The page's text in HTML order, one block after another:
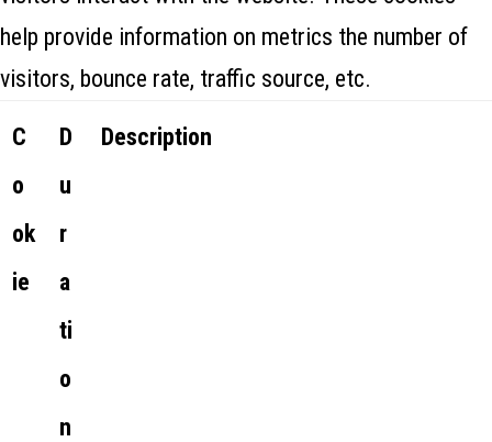
help provide information on metrics the number of
visitors, bounce rate, traffic source, etc.
C
o
ok
ie
D
u
r
a
ti
o
n
Description